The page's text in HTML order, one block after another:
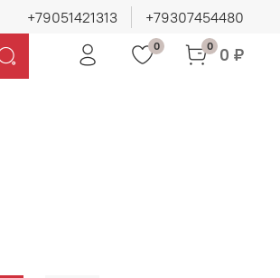
+79051421313 +79307454480
0 0 0 ₽